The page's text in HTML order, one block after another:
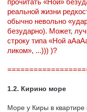
прочитать «Ной»
реальной жизни
обычно невольно
безударно). Может,
строку типа «Ной
ликом», ...))) )?
1.2. Кирино море
Море у Киры в квартире